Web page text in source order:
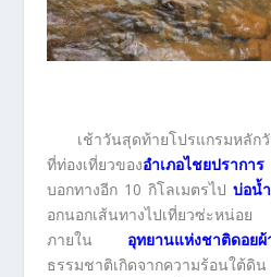
เช้าวันสุดท้ายโปรแกรมหลัก
ที่ท่องเที่ยวของอำเภอไชยปราการ
บอกทางอีก 10 กิโลเมตรไปบ่อน้
อกนอกเส้นทางไปเที่ยวซ่ะหน่
ภายใน อุทยานแห่งชาติดอ
ธรรมชาติเกิดจากความร้อนใต้